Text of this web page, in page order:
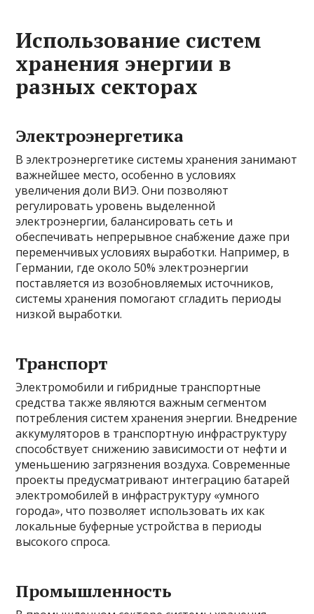
Использование систем
хранения энергии в
разных секторах
Электроэнергетика
В электроэнергетике системы хранения занимают
важнейшее место, особенно в условиях
увеличения доли ВИЭ. Они позволяют
регулировать уровень выделенной
электроэнергии, балансировать сеть и
обеспечивать непрерывное снабжение даже при
переменчивых условиях выработки. Например, в
Германии, где около 50% электроэнергии
поставляется из возобновляемых источников,
системы хранения помогают сгладить периоды
низкой выработки.
Транспорт
Электромобили и гибридные транспортные
средства также являются важным сегментом
потребления систем хранения энергии. Внедрение
аккумуляторов в транспортную инфраструктуру
способствует снижению зависимости от нефти и
уменьшению загрязнения воздуха. Современные
проекты предусматривают интеграцию батарей
электромобилей в инфраструктуру «умного
города», что позволяет использовать их как
локальные буферные устройства в периоды
высокого спроса.
Промышленность